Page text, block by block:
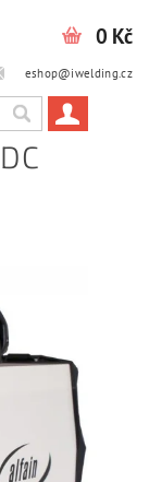
eshop@iwelding.cz
0 Kč